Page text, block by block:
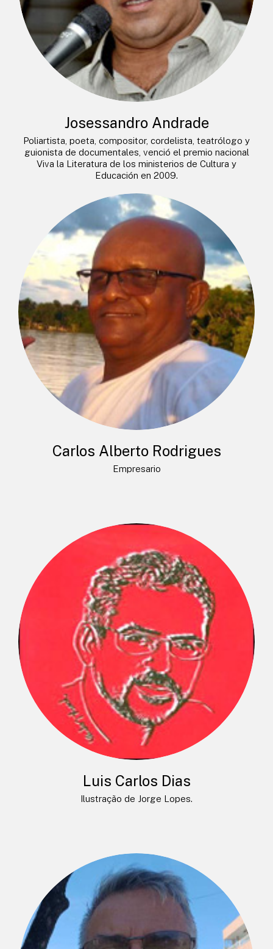
Josessandro Andrade
Poliartista, poeta, compositor, cordelista, teatrólogo y
guionista de documentales, venció el premio nacional
Viva la Literatura de los ministerios de Cultura y
Educación en 2009.
Carlos Alberto Rodrigues
Empresario
Luis Carlos Dias
Ilustração de Jorge Lopes.